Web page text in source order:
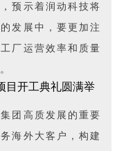
预示着润动科技将
发展中，要更加注
厂运营效率和质量
团高质发展的重要
海外大客户，构建